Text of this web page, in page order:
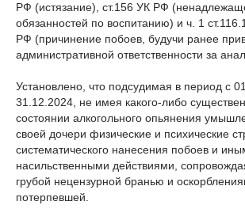
РФ (истязание), ст.156 УК РФ
обязанностей по воспитанию) и ч. 1
РФ (причинение побоев, будучи ранее
административной ответственности за
Установлено, что подсудимая в период с
31.12.2024, не имея какого-либо
состоянии алкогольного опьянения
своей дочери физические и психические
систематического нанесения побоев и
насильственными действиями,
грубой нецензурной бранью и
потерпевшей.